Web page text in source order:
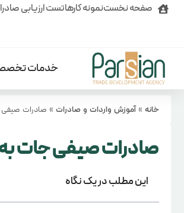
پرش
صفحه نخستنمونه کارهاتست ارزیابی
خدمات
خانه »آموزش واردات و صادرات » صادرات
صادرات صیفی جات
این مطلب در یک نگاه